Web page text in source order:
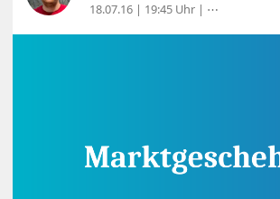
18.07.16 | 19:45 Uhr | ⋯